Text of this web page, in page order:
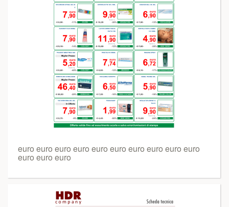
euro euro euro euro euro euro euro euro euro euro
euro euro euro